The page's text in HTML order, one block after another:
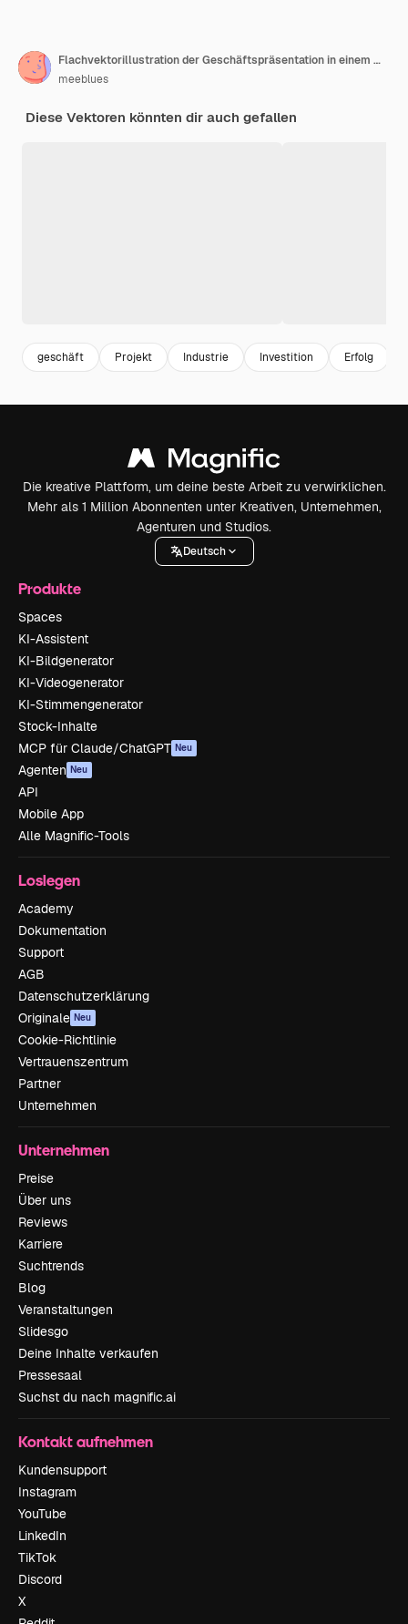
Flachvektorillustration der Geschäftspräsentation in einem modernen Konferenzraum für professionelle Treffen
meeblues
Diese Vektoren könnten dir auch gefallen
geschäft Projekt Industrie Investition Erfolg
Die kreative Plattform, um deine beste Arbeit zu verwirklichen.
Mehr als 1 Million Abonnenten unter Kreativen, Unternehmen,
Agenturen und Studios.
Deutsch
Produkte
Spaces
KI-Assistent
KI-Bildgenerator
KI-Videogenerator
KI-Stimmengenerator
Stock-Inhalte
MCP für Claude/ChatGPT Neu
Agenten Neu
API
Mobile App
Alle Magnific-Tools
Loslegen
Academy
Dokumentation
Support
AGB
Datenschutzerklärung
Originale Neu
Cookie-Richtlinie
Vertrauenszentrum
Partner
Unternehmen
Unternehmen
Preise
Über uns
Reviews
Karriere
Suchtrends
Blog
Veranstaltungen
Slidesgo
Deine Inhalte verkaufen
Pressesaal
Suchst du nach magnific.ai
Kontakt aufnehmen
Kundensupport
Instagram
YouTube
LinkedIn
TikTok
Discord
X